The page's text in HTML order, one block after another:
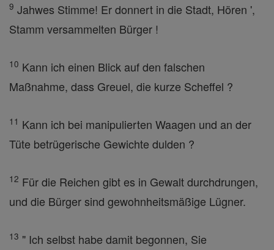
9 Jahwes Stimme! Er donnert in die Stadt, Hören ',
Stamm versammelten Bürger !
10 Kann ich einen Blick auf den falschen
Maßnahme, dass Greuel, die kurze Scheffel ?
11 Kann ich bei manipulierten Waagen und an der
Tüte betrügerische Gewichte dulden ?
12 Für die Reichen gibt es in Gewalt durchdrungen,
und die Bürger sind gewohnheitsmäßige Lügner.
13 " Ich selbst habe damit begonnen, Sie